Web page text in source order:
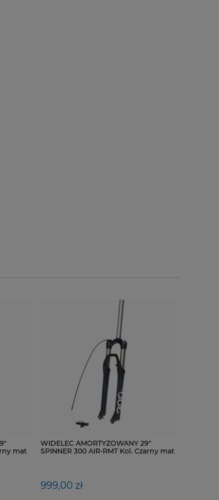
mat
WIDELEC AMORTYZOWANY 29"
SPINNER 300 AIR-RMT Kol. Czarny mat
999,00 zł
ŁAŃCUCH KMC X9-93- 116 ogniw / 9-
rzędowy + spinka CL-566R
40,00 zł